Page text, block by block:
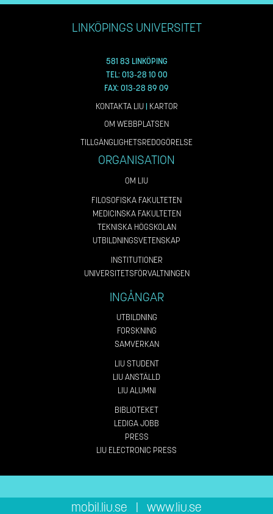
LINKÖPINGS UNIVERSITET
581 83 LINKÖPING
TEL: 013-28 10 00
FAX: 013-28 89 09
KONTAKTA LIU| KARTOR
OM WEBBPLATSEN
TILLGÄNGLIGHETSREDOGÖRELSE
ORGANISATION
OM LIU
FILOSOFISKA FAKULTETEN
MEDICINSKA FAKULTETEN
TEKNISKA HÖGSKOLAN
UTBILDNINGSVETENSKAP
INSTITUTIONER
UNIVERSITETSFÖRVALTNINGEN
INGÅNGAR
UTBILDNING
FORSKNING
SAMVERKAN
LIU STUDENT
LIU ANSTÄLLD
LIU ALUMNI
BIBLIOTEKET
LEDIGA JOBB
PRESS
LIU ELECTRONIC PRESS
mobil.liu.se www.liu.se